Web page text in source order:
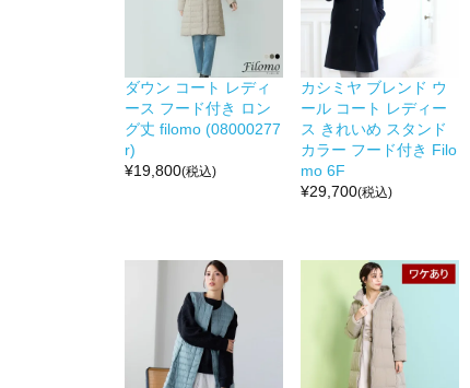
ダウン コート レディ
ース フード付き ロン
グ丈 filomo (08000277
r)
¥19,800(税込)
カシミヤ ブレンド ウ
ール コート レディー
ス きれいめ スタンド
カラー フード付き Filo
mo 6F
¥29,700(税込)